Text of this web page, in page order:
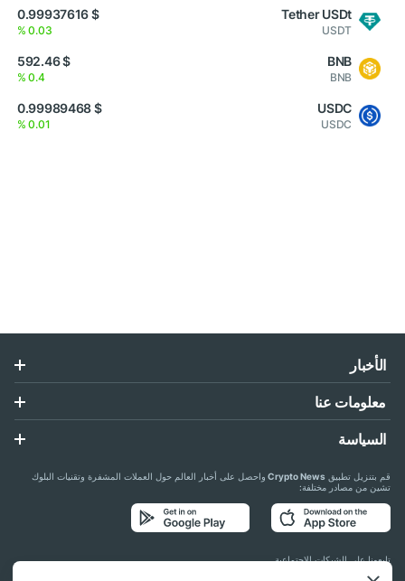
Tether USDt
USDT
$ 0.99937616
0.03 %
BNB
BNB
$ 592.46
0.4 %
USDC
USDC
$ 0.99989468
0.01 %
الأخبار
معلومات عنا
السياسة
قم بتنزيل تطبيق Crypto News واحصل على أخبار العالم حول العملات المشفرة وتقنيات البلوك
تشين من مصادر مختلفة:
تابعونا على الشبكات الاجتماعية